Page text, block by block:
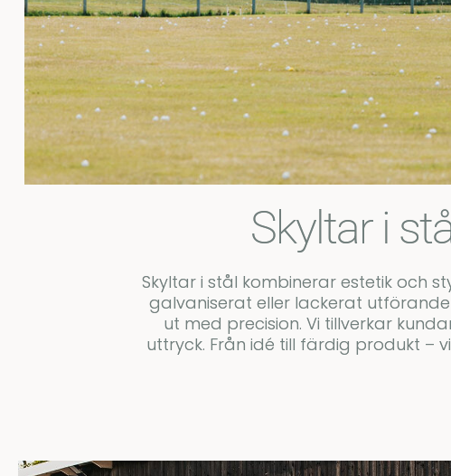
Skyltar i
Skyltar i stål kombinerar estetik och
galvaniserat eller lackerat
ut med precision. Vi tillverkar
uttryck. Från idé till färdig produkt –